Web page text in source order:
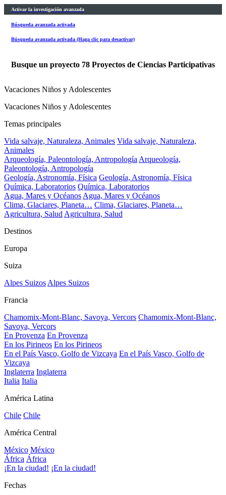
Activar la investigación avanzada
Búsqueda avanzada activada
Búsqueda avanzada activada (Haga clic para desactivar)
Busque un proyecto 78 Proyectos de Ciencias Participativas
Vacaciones Niños y Adolescentes
Vacaciones Niños y Adolescentes
Temas principales
Vida salvaje, Naturaleza, Animales Vida salvaje, Naturaleza,
Animales
Arqueología, Paleontología, AntropologíaArqueología,
Paleontología, Antropología
Geología, Astronomía, Física Geología, Astronomía, Física
Química, Laboratorios Química, Laboratorios
Agua, Mares y OcéanosAgua, Mares y Océanos
Clima, Glaciares, Planeta… Clima, Glaciares, Planeta…
Agricultura, SaludAgricultura, Salud
Destinos
Europa
Suiza
Alpes SuizosAlpes Suizos
Francia
Chamomix-Mont-Blanc, Savoya, Vercors Chamomix-Mont-Blanc,
Savoya, Vercors
En Provenza En Provenza
En los Pirineos En los Pirineos
En el País Vasco, Golfo de Vizcaya En el País Vasco, Golfo de
Vizcaya
Inglaterra Inglaterra
Italia Italia
América Latina
Chile Chile
América Central
México México
África África
¡En la ciudad! ¡En la ciudad!
Fechas